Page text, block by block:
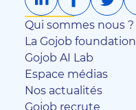
Qui sommes nous ?
La Gojob foundation
Gojob AI Lab
Espace médias
Nos actualités
Gojob recrute